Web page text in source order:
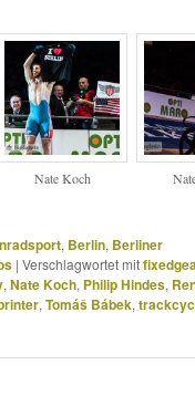
Nate Koch
, Berlin, Berliner
|Verschlagwortet mit
,Nate Koch, Philip Hindes,
,Tomáš Bábek,